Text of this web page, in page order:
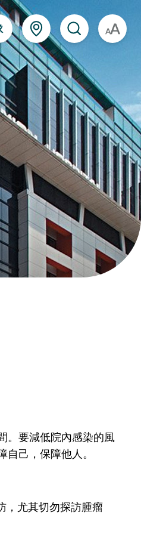
。要減低院內感染的風
己，保障他人。
，尤其切勿探訪腫瘤